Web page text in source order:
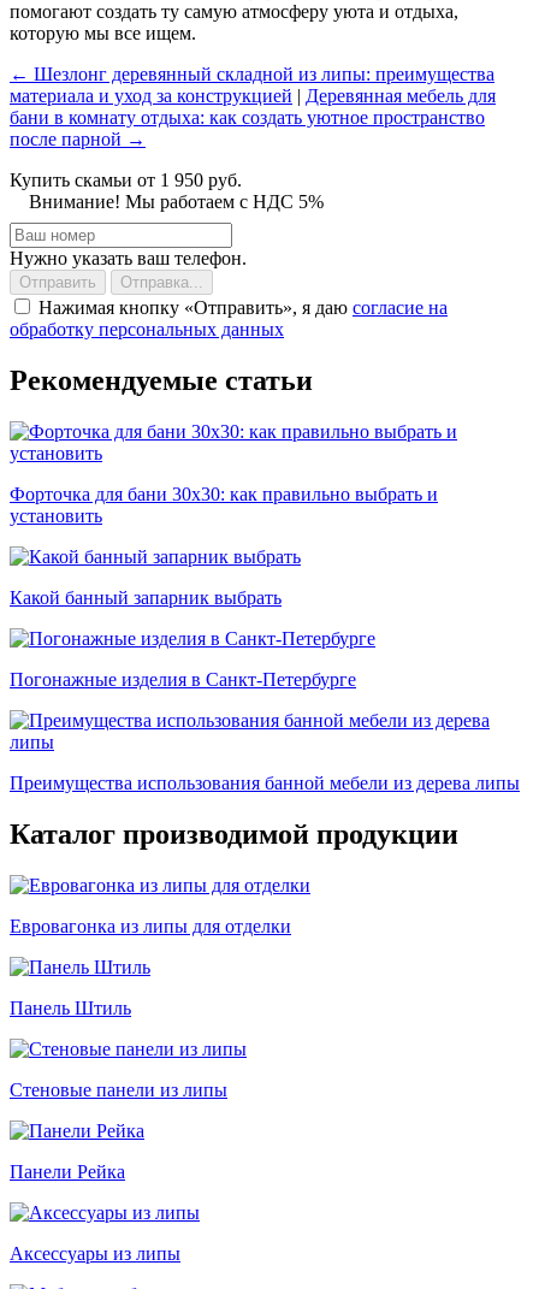
помогают создать ту самую атмосферу уюта и отдыха,
которую мы все ищем.
← Шезлонг деревянный складной из липы: преимущества
материала и уход за конструкцией | Деревянная мебель для
бани в комнату отдыха: как создать уютное пространство
после парной →
Купить скамьи от 1 950 руб.
Внимание! Мы работаем с НДС 5%
Нужно указать ваш телефон.
Отправить Отправка...
Нажимая кнопку Отправить , я даю согласие на
обработку персональных данных
Рекомендуемые статьи
Форточка для бани 30х30: как правильно выбрать и
установить
Какой банный запарник выбрать
Погонажные изделия в Санкт-Петербурге
Преимущества использования банной мебели из дерева липы
Каталог производимой продукции
Евровагонка из липы для отделки
Панель Штиль
Стеновые панели из липы
Панели Рейка
Аксессуары из липы